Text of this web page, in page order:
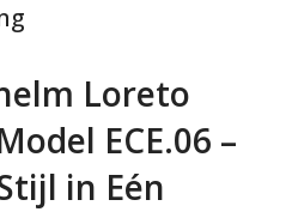
Loreto
ECE.06 –
in Eén